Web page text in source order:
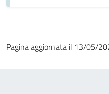
Pagina aggiornata il 13/05/